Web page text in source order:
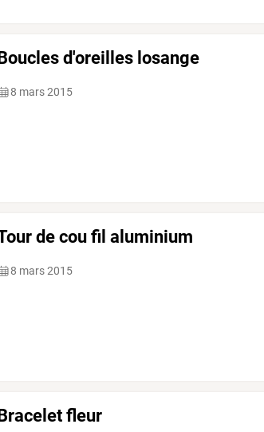
d'oreilles losange
8 mars 2015
de cou fil aluminium
8 mars 2015
fleur